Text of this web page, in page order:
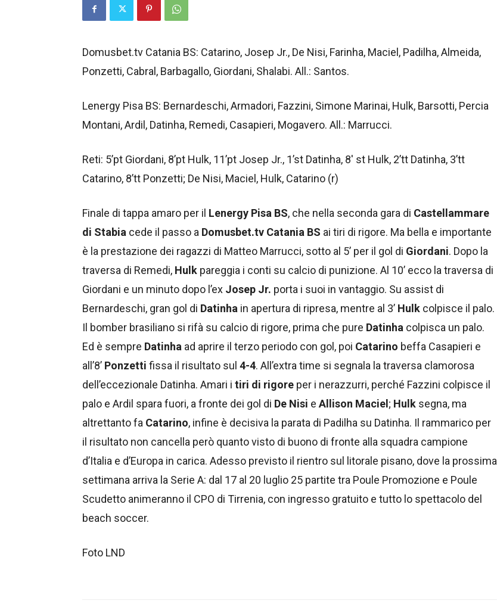
Domusbet.tv Catania BS: Catarino, Josep Jr., De Nisi, Farinha, Maciel, Padilha, Almeida,
Ponzetti, Cabral, Barbagallo, Giordani, Shalabi. All.: Santos.
Lenergy Pisa BS: Bernardeschi, Armadori, Fazzini, Simone Marinai, Hulk, Barsotti, Percia
Montani, Ardil, Datinha, Remedi, Casapieri, Mogavero. All.: Marrucci.
Reti: 5’pt Giordani, 8’pt Hulk, 11’pt Josep Jr., 1’st Datinha, 8′ st Hulk, 2’tt Datinha, 3’tt
Catarino, 8’tt Ponzetti; De Nisi, Maciel, Hulk, Catarino (r)
Finale di tappa amaro per il Lenergy Pisa BS, che nella seconda gara di Castellammare
di Stabia cede il passo a Domusbet.tv Catania BS ai tiri di rigore. Ma bella e importante
è la prestazione dei ragazzi di Matteo Marrucci, sotto al 5’ per il gol di Giordani. Dopo la
traversa di Remedi, Hulk pareggia i conti su calcio di punizione. Al 10’ ecco la traversa di
Giordani e un minuto dopo l’ex Josep Jr. porta i suoi in vantaggio. Su assist di
Bernardeschi, gran gol di Datinha in apertura di ripresa, mentre al 3’ Hulk colpisce il palo.
Il bomber brasiliano si rifà su calcio di rigore, prima che pure Datinha colpisca un palo.
Ed è sempre Datinha ad aprire il terzo periodo con gol, poi Catarino beffa Casapieri e
all’8’ Ponzetti fissa il risultato sul 4-4. All’extra time si segnala la traversa clamorosa
dell’eccezionale Datinha. Amari i tiri di rigore per i nerazzurri, perché Fazzini colpisce il
palo e Ardil spara fuori, a fronte dei gol di De Nisi e Allison Maciel ; Hulk segna, ma
altrettanto fa Catarino, infine è decisiva la parata di Padilha su Datinha. Il rammarico per
il risultato non cancella però quanto visto di buono di fronte alla squadra campione
d’Italia e d’Europa in carica. Adesso previsto il rientro sul litorale pisano, dove la prossima
settimana arriva la Serie A: dal 17 al 20 luglio 25 partite tra Poule Promozione e Poule
Scudetto animeranno il CPO di Tirrenia, con ingresso gratuito e tutto lo spettacolo del
beach soccer.
Foto LND